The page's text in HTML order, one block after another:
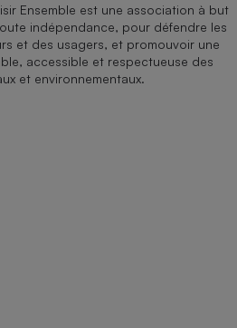
Ensemble est une association à but
indépendance, pour défendre les
et des usagers, et promouvoir une
accessible et respectueuse des
et environnementaux.